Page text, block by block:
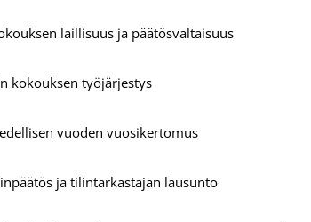
laillisuus ja päätösvaltaisuus
kokouksen työjärjestys
vuoden vuosikertomus
ja tilintarkastajan lausunto